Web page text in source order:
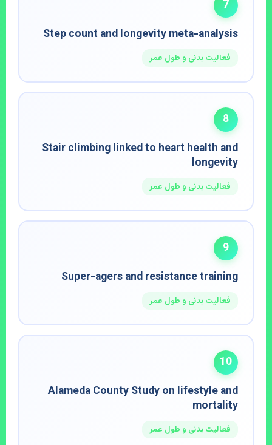
7
Step count and longevity meta-analysis
فعالیت بدنی و طول عمر
8
Stair climbing linked to heart health and
longevity
فعالیت بدنی و طول عمر
9
Super-agers and resistance training
فعالیت بدنی و طول عمر
10
Alameda County Study on lifestyle and
mortality
فعالیت بدنی و طول عمر